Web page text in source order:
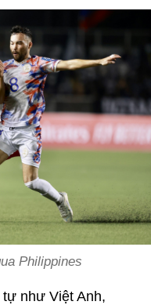
Philippines
như Việt Anh,